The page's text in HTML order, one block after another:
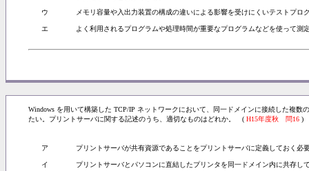
ウ メモリ容量や入出力装置の構成の違いによる影響を受けにくいテストプ
エ よく利用されるプログラムや処理時間が重要なプログラムなどを使って
Windows を用いて構築した TCP/IP ネットワークにおいて、同一ドメインに接続した複
たい。プリントサーバに関する記述のうち、適切なものはどれか。 ( H15年度秋 問16 )
ア プリントサーバが共有資源であることをプリントサーバに定義しておく必
イ プリントサーバとパソコンに直結したプリンタを同一ドメイン内に共存し